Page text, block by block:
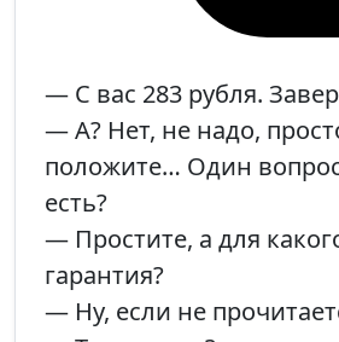
— С вас 283 рубля.
— А? Нет, не надо,
положите… Один
есть?
— Простите, а для
гарантия?
— Ну, если не